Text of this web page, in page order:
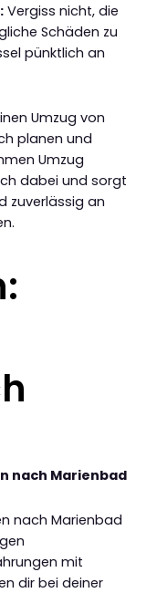
Vergiss nicht, die
Schäden zu
pünktlich an
Umzug von
planen und
Umzug
dabei und sorgt
zuverlässig an
nach Marienbad
nach Marienbad
mit
dir bei deiner